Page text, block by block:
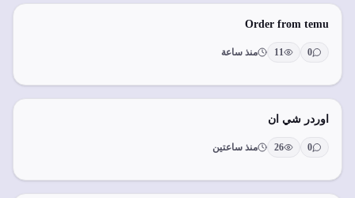
Order from temu
0
11 منذ ساعة
اوردر شي ان
0
26 منذ ساعتين